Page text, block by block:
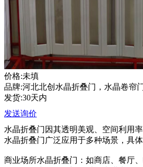
价格:未填
品牌:河北北创水晶折叠门，水晶卷帘
发货:30天内
发送询价
水晶折叠门因其透明美观、空间利用
水晶折叠门广泛应用于多种场景，具体
商业场所水晶折叠门：如商店、餐厅